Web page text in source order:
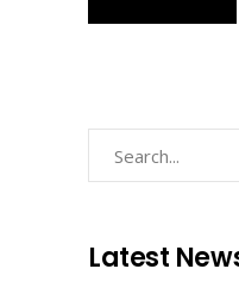
Latest